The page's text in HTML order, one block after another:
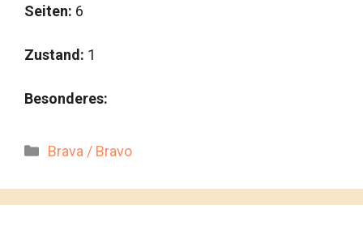
Seiten: 6
Zustand: 1
Besonderes:
Kategorien
Brava / Bravo